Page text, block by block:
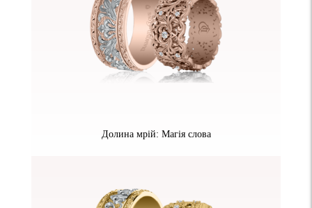
Долина мрій: Магія слова